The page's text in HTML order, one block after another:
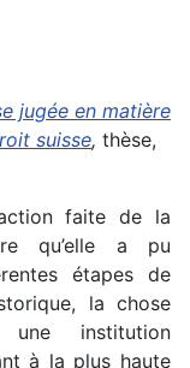
jugée en matière
suisse, thèse,
faite de la
qu’elle a pu
étapes de
la chose
une institution
à la plus haute